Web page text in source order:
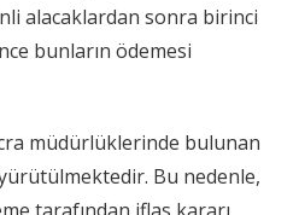
alacaklardan sonra birinci
bunların ödemesi
müdürlüklerinde bulunan
Bu nedenle,